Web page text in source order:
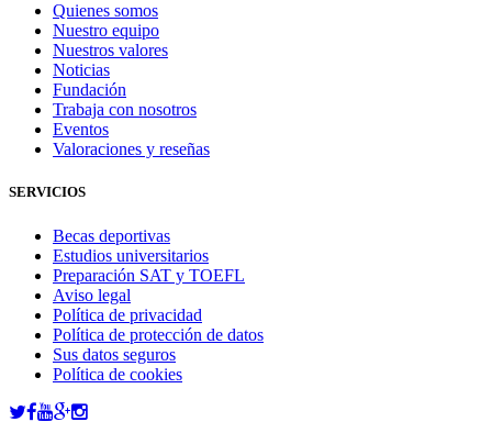
Quienes somos
Nuestro equipo
Nuestros valores
Noticias
Fundación
Trabaja con nosotros
Eventos
Valoraciones y reseñas
SERVICIOS
Becas deportivas
Estudios universitarios
Preparación SAT y TOEFL
Aviso legal
Política de privacidad
Política de protección de datos
Sus datos seguros
Política de cookies